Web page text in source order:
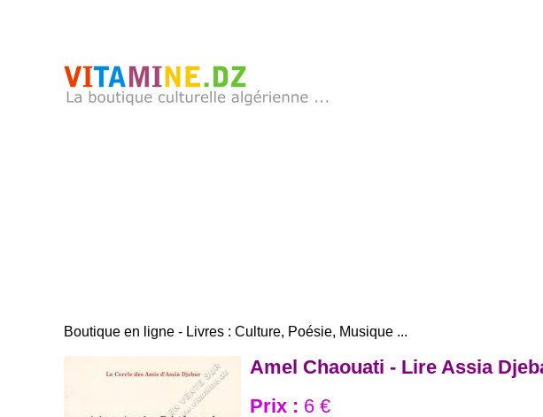
Boutique en ligne - Livres : Culture, Poésie, Musique ...
Amel Chaouati - Lire Assia
Prix : 6 €